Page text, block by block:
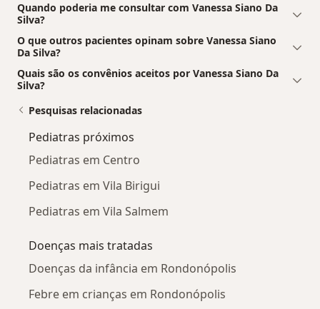
Quando poderia me consultar com Vanessa Siano Da
Silva?
O que outros pacientes opinam sobre Vanessa Siano
Da Silva?
Quais são os convênios aceitos por Vanessa Siano Da
Silva?
Pesquisas relacionadas
Pediatras próximos
Pediatras em Centro
Pediatras em Vila Birigui
Pediatras em Vila Salmem
Doenças mais tratadas
Doenças da infância em Rondonópolis
Febre em crianças em Rondonópolis